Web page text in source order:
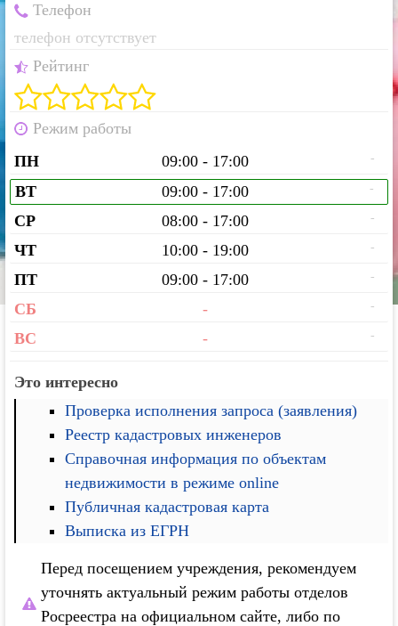
Телефон
телефон отсутствует
Рейтинг
Режим работы
ПН
09:00 - 17:00 -
ВТ 09:00 - 17:00 -
СР 08:00 - 17:00 -
ЧТ 10:00 - 19:00 -
ПТ 09:00 - 17:00 -
СБ - -
ВС - -
Это интересно
Проверка исполнения запроса (заявления)
Реестр кадастровых инженеров
Справочная информация по объектам
недвижимости в режиме online
Публичная кадастровая карта
Выписка из ЕГРН
Перед посещением учреждения, рекомендуем
уточнять актуальный режим работы отделов
Росреестра на официальном сайте, либо по